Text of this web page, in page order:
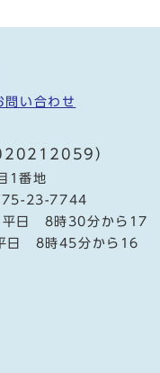
問い合わせ
）
1番地
23-7744
平日 8時30分から17
日 8時45分から16